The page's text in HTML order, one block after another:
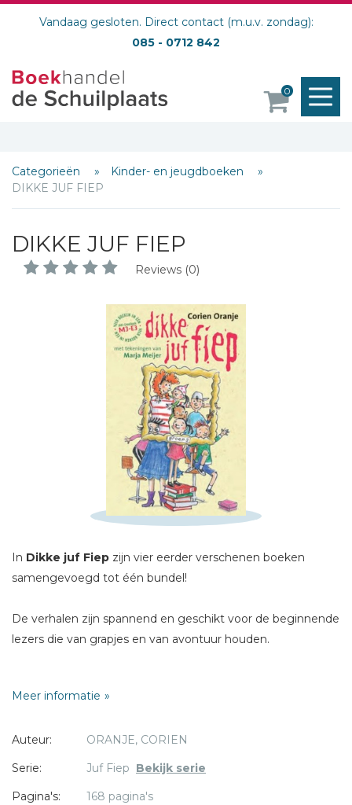
Vandaag gesloten. Direct contact (m.u.v. zondag):
085 - 0712 842
0
Categorieën
Kinder- en jeugdboeken
DIKKE JUF FIEP
DIKKE JUF FIEP
Reviews (0)
In Dikke juf Fiep zijn vier eerder verschenen boeken
samengevoegd tot één bundel!
De verhalen zijn spannend en geschikt voor de beginnende
lezers die van grapjes en van avontuur houden.
- Juf in de pan
- Geef juf aan mij!
- Ga niet in dat gat!
Meer informatie
Auteur:
ORANJE, CORIEN
Serie:
Juf Fiep Bekijk serie
Pagina's:
168 pagina's
Schrijf hieronder je review!
Naam *
Titel *